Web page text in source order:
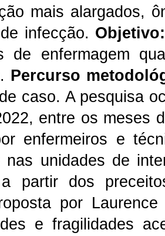
mais alargados,
infecção. Objetivo:
de enfermagem
Percurso
caso. A pesquisa
entre os meses
enfermeiros e
nas unidades de
a partir dos
por
e fragilidades